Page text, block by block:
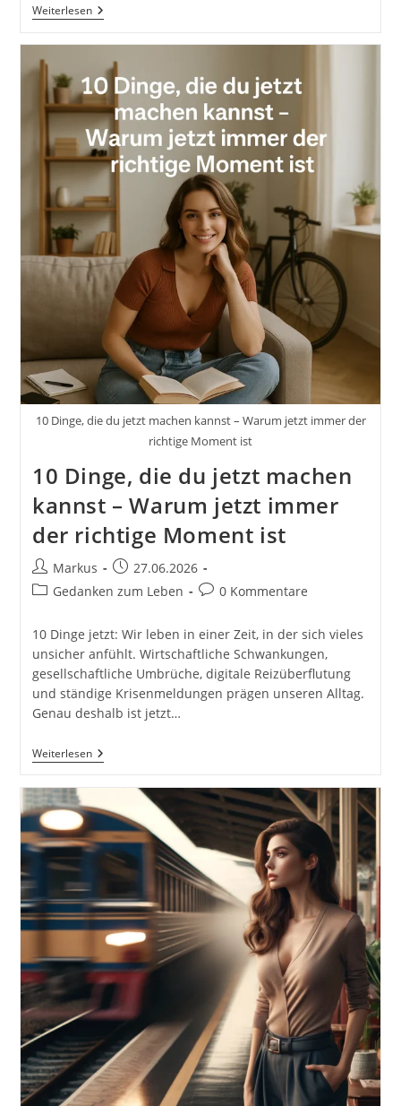
WeiterlesenLektionen
Für
Gutes
Leben:
Wie
Ich
Auf
Einem
Bike-
Trip
Von
Berlin
Nach
Peking
Den
Mut
Fand,
Meine
Träume
Leben
Bekannt
Aus
Der
Dokumentation
Biking
Borders
Konopka
10 Dinge, die du jetzt machen kannst – Warum jetzt immer der
richtige Moment ist
10 Dinge, die du jetzt machen
kannst – Warum jetzt immer
der richtige Moment ist
Beitrags-
Autor:
Markus
Beitrag
veröffentlicht:
27.06.2026
Beitrags-
Gedanken zum Leben
Beitrags-
0 Kommentare
10 Dinge jetzt: Wir leben in einer Zeit, in der sich vieles
unsicher anfühlt. Wirtschaftliche Schwankungen,
gesellschaftliche Umbrüche, digitale Reizüberflutung
und ständige Krisenmeldungen prägen unseren Alltag.
Genau deshalb ist jetzt…
Weiterlesen10
Dinge,
Jetzt
Machen
Kannst
–
Warum
Immer
Der
Richtige
Moment
Ist